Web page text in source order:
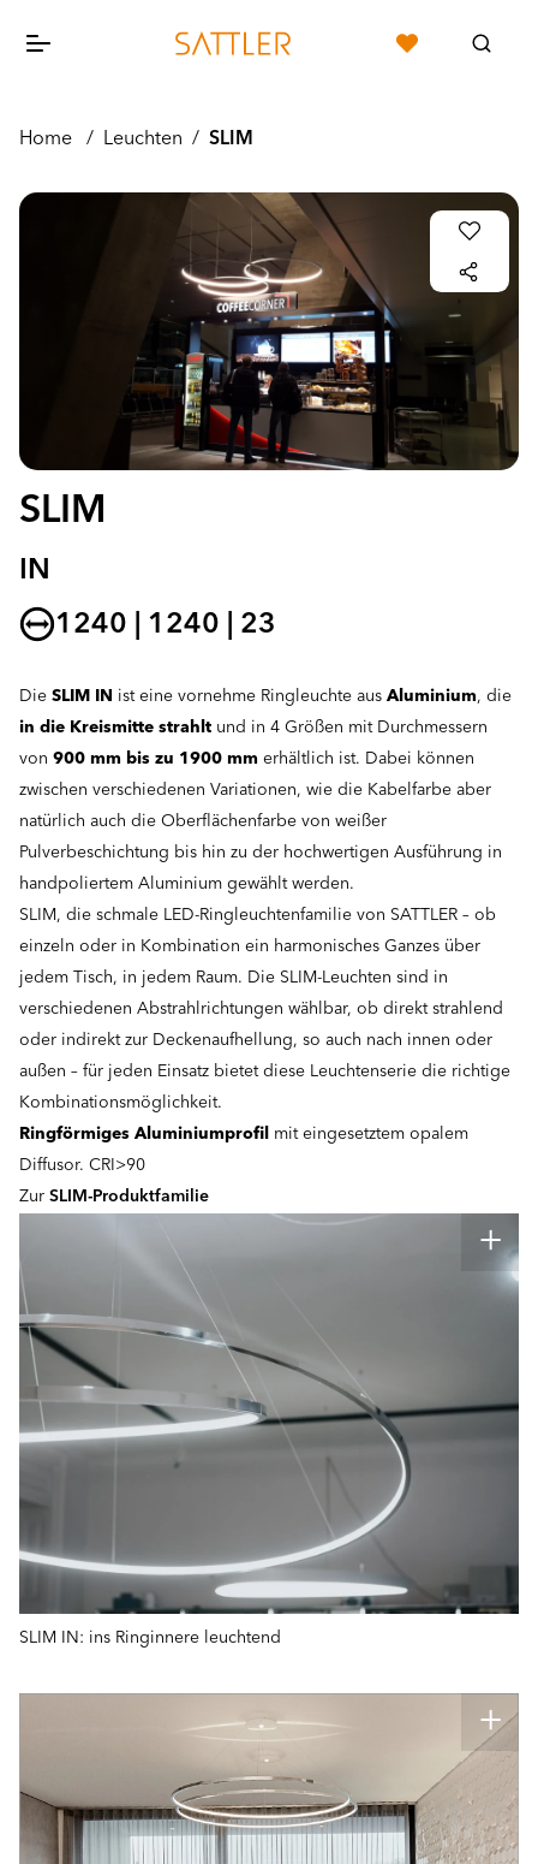
Home / Leuchten / SLIM
SLIM
IN
1240 | 1240 | 23
Die SLIM IN ist eine vornehme Ringleuchte aus Aluminium, die
in die Kreismitte strahlt und in 4 Größen mit Durchmessern
von 900 mm bis zu 1900 mm erhältlich ist. Dabei können
zwischen verschiedenen Variationen, wie die Kabelfarbe aber
natürlich auch die Oberflächenfarbe von weißer
Pulverbeschichtung bis hin zu der hochwertigen Ausführung in
handpoliertem Aluminium gewählt werden.
SLIM, die schmale LED-Ringleuchtenfamilie von SATTLER – ob
einzeln oder in Kombination ein harmonisches Ganzes über
jedem Tisch, in jedem Raum. Die SLIM-Leuchten sind in
verschiedenen Abstrahlrichtungen wählbar, ob direkt strahlend
oder indirekt zur Deckenaufhellung, so auch nach innen oder
außen – für jeden Einsatz bietet diese Leuchtenserie die richtige
Kombinationsmöglichkeit.
Ringförmiges Aluminiumprofil mit eingesetztem opalem
Diffusor. CRI>90
Zur SLIM-Produktfamilie
SLIM IN: ins Ringinnere leuchtend